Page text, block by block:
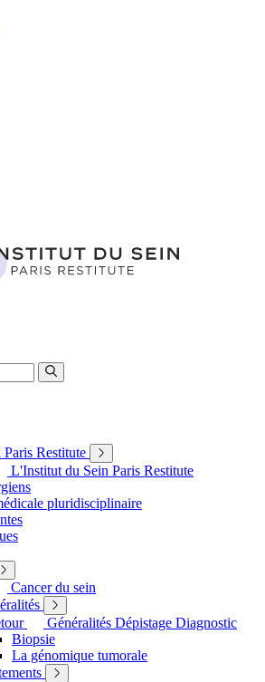
Restitute
L'Institut du Sein Paris Restitute
pluridisciplinaire
Cancer du sein
Généralités Dépistage Diagnostic
Biopsie
La génomique tumorale